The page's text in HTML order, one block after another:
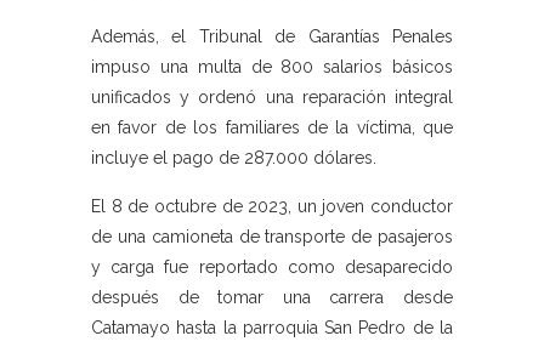
Además, el Tribunal de Garantías Penales
impuso una multa de 800 salarios básicos
unificados y ordenó una reparación integral
en favor de los familiares de la víctima, que
incluye el pago de 287.000 dólares.
El 8 de octubre de 2023, un joven conductor
de una camioneta de transporte de pasajeros
y carga fue reportado como desaparecido
después de tomar una carrera desde
Catamayo hasta la parroquia San Pedro de la